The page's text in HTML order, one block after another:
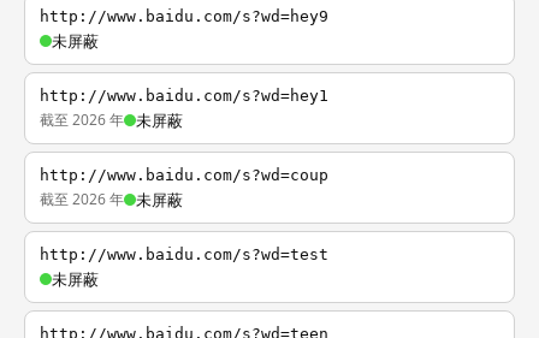
http://www.baidu.com/s?wd=hey9
未屏蔽
http://www.baidu.com/s?wd=hey1
截至 2026 年 未屏蔽
http://www.baidu.com/s?wd=coup
截至 2026 年 未屏蔽
http://www.baidu.com/s?wd=test
未屏蔽
http://www.baidu.com/s?wd=teen